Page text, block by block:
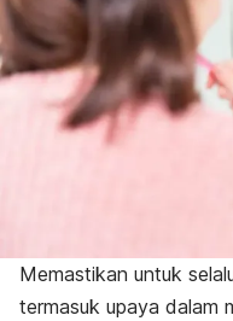
Memastikan untuk
termasuk upaya dalam